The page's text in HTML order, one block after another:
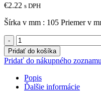
€2.22 s DPH
Šírka v mm : 105 Priemer v
množstvo
List
brečtanu
stredný,
Pridať do košíka
Pridať do nákupného zoznamu
Popis
Ďalšie informácie